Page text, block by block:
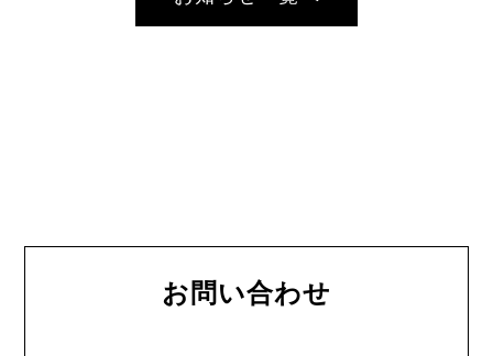
お問い合わせ